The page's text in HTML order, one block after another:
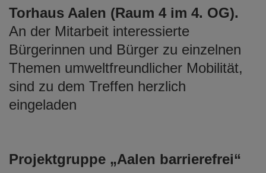
Torhaus Aalen (Raum 4 im 4. OG).
An der Mitarbeit interessierte
Bürgerinnen und Bürger zu einzelnen
Themen umweltfreundlicher Mobilität,
sind zu dem Treffen herzlich
eingeladen
Projektgruppe „Aalen barrierefrei“